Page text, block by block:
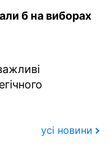
б на виборах
усі новини